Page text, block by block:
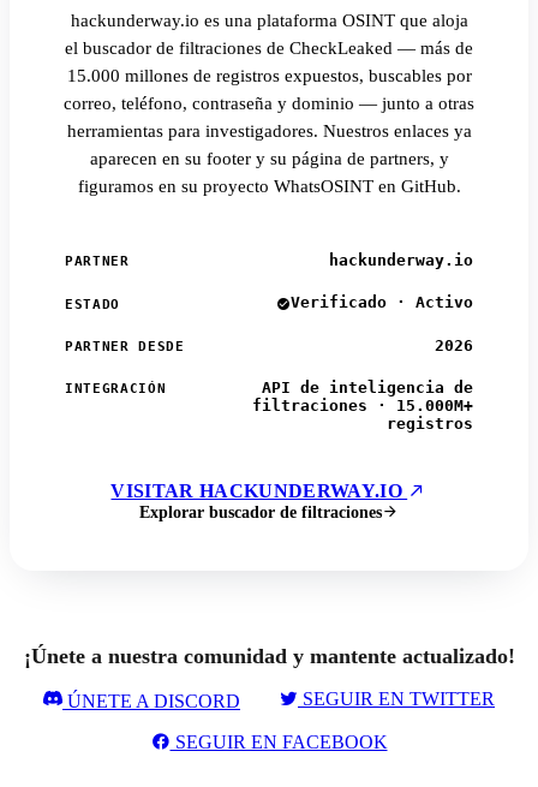
hackunderway.io es una plataforma OSINT que aloja
el buscador de filtraciones de CheckLeaked — más de
15.000 millones de registros expuestos, buscables por
correo, teléfono, contraseña y dominio — junto a otras
herramientas para investigadores. Nuestros enlaces ya
aparecen en su footer y su página de partners, y
figuramos en su proyecto WhatsOSINT en GitHub.
PARTNER hackunderway.io
ESTADO Verificado · Activo
PARTNER DESDE 2026
INTEGRACIÓN
API de inteligencia de
filtraciones · 15.000M+
registros
VISITAR HACKUNDERWAY.IO
Explorar buscador de filtraciones
¡Únete a nuestra comunidad y mantente actualizado!
ÚNETE A DISCORD SEGUIR EN TWITTER
SEGUIR EN FACEBOOK